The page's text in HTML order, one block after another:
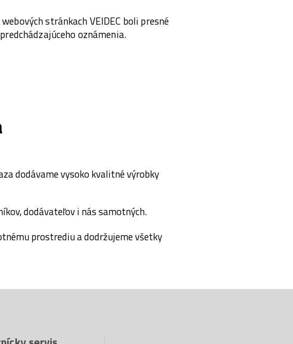
stránkach VEIDEC boli presné
oznámenia.
dodávame vysoko kvalitné výrobky
dodávateľov i nás samotných.
prostrediu a dodržujeme všetky